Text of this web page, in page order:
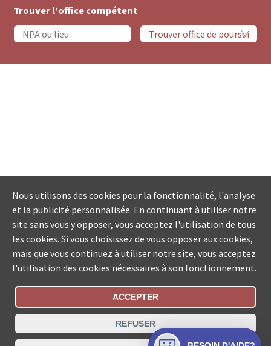
Trouver l’office compétent
Statut De La Commande
Recherche des offices de Suisse
Nous utilisons des cookies pour la fonctionnalité, l'analyse
et la publicité personnalisée. En continuant à utiliser notre
site sans vous y opposer, vous acceptez l'utilisation de tous
les cookies. Si vous choisissez de vous opposer aux cookies,
mais que vous continuez à utiliser notre site, vous acceptez
l'utilisation des cookies nécessaires à son fonctionnement.
ACCEPTER
REFUSER